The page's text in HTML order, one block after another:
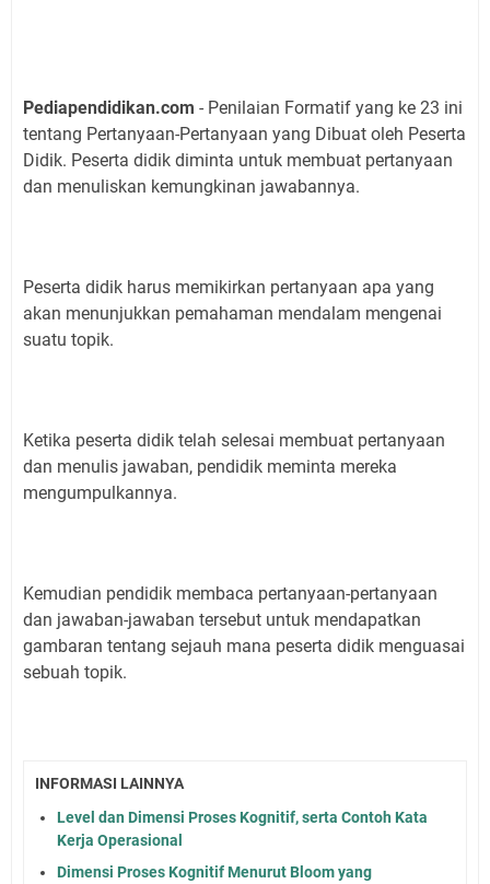
Pediapendidikan.com - Penilaian Formatif yang ke 23 ini
tentang Pertanyaan-Pertanyaan yang Dibuat oleh Peserta
Didik. Peserta didik diminta untuk membuat pertanyaan
dan menuliskan kemungkinan jawabannya.
Peserta didik harus memikirkan pertanyaan apa yang
akan menunjukkan pemahaman mendalam mengenai
suatu topik.
Ketika peserta didik telah selesai membuat pertanyaan
dan menulis jawaban, pendidik meminta mereka
mengumpulkannya.
Kemudian pendidik membaca pertanyaan-pertanyaan
dan jawaban-jawaban tersebut untuk mendapatkan
gambaran tentang sejauh mana peserta didik menguasai
sebuah topik.
INFORMASI LAINNYA
Level dan Dimensi Proses Kognitif, serta Contoh Kata
Kerja Operasional
Dimensi Proses Kognitif Menurut Bloom yang